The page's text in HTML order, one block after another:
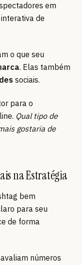
em
interativa de
o que seu
. Elas também
sociais.
para o
Qual tipo de
gostaria de
na Estratégia
bem
para seu
de forma
avaliam números